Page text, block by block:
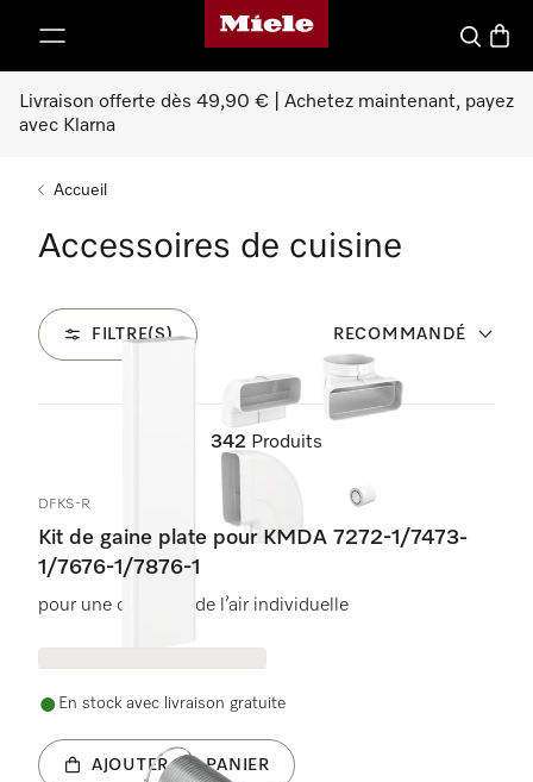
Page d'accueil Miele
Search
Livraison offerte dès 49,90 € | Achetez maintenant, payez
avec Klarna
Accueil
Accessoires de cuisine
FILTRE(S) RECOMMANDÉ
342 Produits
DFKS-R
Kit de gaine plate pour KMDA 7272-1/7473-
1/7676-1/7876-1
pour une conduite de l’air individuelle
En stock avec livraison gratuite
AJOUTER AU PANIER